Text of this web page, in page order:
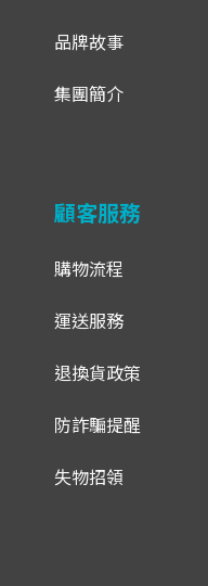
品牌故事
集團簡介
顧客服務
購物流程
運送服務
退換貨政策
防詐騙提醒
失物招領